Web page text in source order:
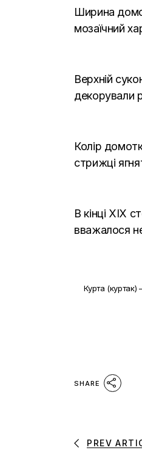
Ширина
мозаїчний
Верхній
декорували
Колір
стрижці
В кінці ХІХ
вважалося
Курта (куртак)
SHARE
PREV